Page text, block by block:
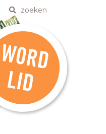
zoeken
W
O
R
D
L
ID